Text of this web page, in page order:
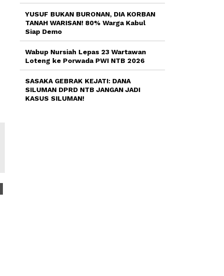
YUSUF BUKAN BURONAN, DIA KORBAN
TANAH WARISAN! 80% Warga Kabul
Siap Demo
Wabup Nursiah Lepas 23 Wartawan
Loteng ke Porwada PWI NTB 2026
SASAKA GEBRAK KEJATI: DANA
SILUMAN DPRD NTB JANGAN JADI
KASUS SILUMAN!